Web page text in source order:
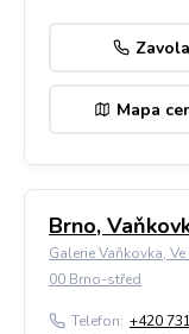
Mapa
Brno,
Galerie Vaňkovka,
00 Brno-střed
Telefon: +420